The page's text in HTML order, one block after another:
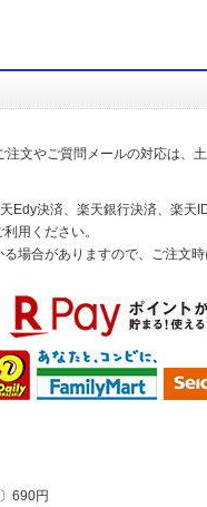
文やご質問メールの対応は、
Edy決済、楽天銀行決済、楽天
用ください。
場合がありますので、ご注文
690円